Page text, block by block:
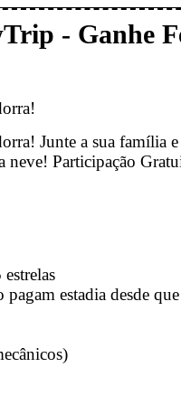
- Ganhe
Junte a sua família
neve! Participação
pagam estadia desde